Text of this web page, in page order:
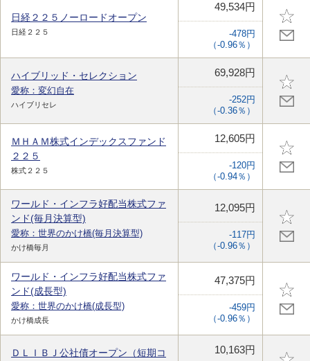
日経２２５ノーロードオープン
日経２２５
49,534円
-478円
（-0.96％）
ハイブリッド・セレクション
愛称：変幻自在
ハイブリセレ
69,928円
-252円
（-0.36％）
ＭＨＡＭ株式インデックスファンド
２２５
株式２２５
12,605円
-120円
（-0.94％）
ワールド・インフラ好配当株式ファ
ンド(毎月決算型)
愛称：世界のかけ橋(毎月決算型)
かけ橋毎月
12,095円
-117円
（-0.96％）
ワールド・インフラ好配当株式ファ
ンド(成長型)
愛称：世界のかけ橋(成長型)
かけ橋成長
47,375円
-459円
（-0.96％）
ＤＬＩＢＪ公社債オープン（短期コ
10,163円